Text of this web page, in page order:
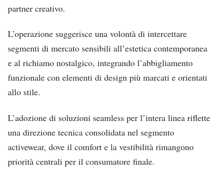
partner creativo.
L’operazione suggerisce una volontà di intercettare
segmenti di mercato sensibili all’estetica contemporanea
e al richiamo nostalgico, integrando l’abbigliamento
funzionale con elementi di design più marcati e orientati
allo stile.
L’adozione di soluzioni seamless per l’intera linea riflette
una direzione tecnica consolidata nel segmento
activewear, dove il comfort e la vestibilità rimangono
priorità centrali per il consumatore finale.